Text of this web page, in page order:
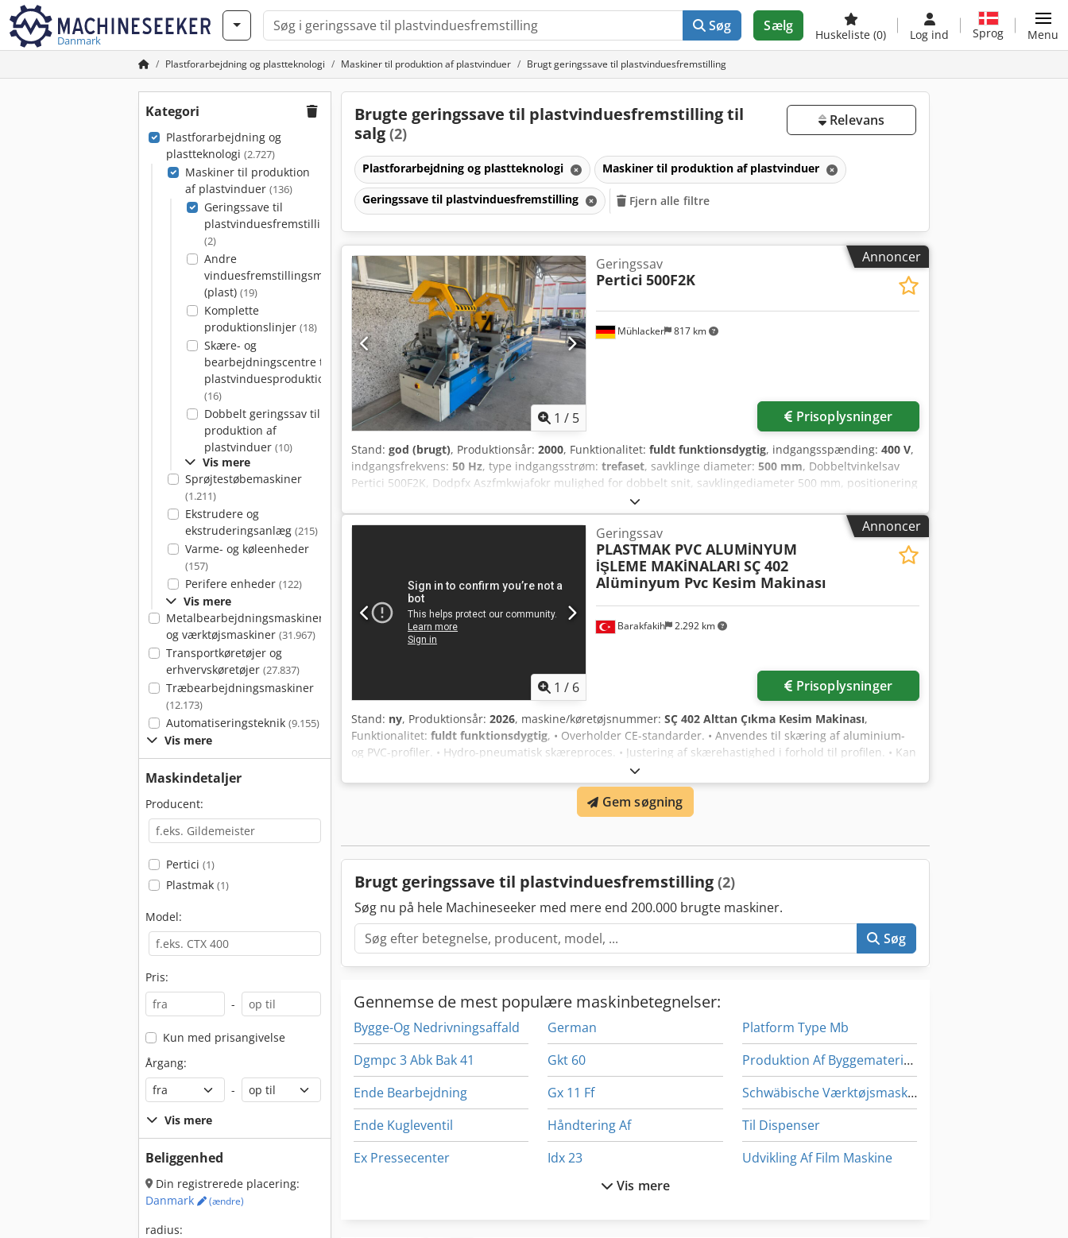
Danmark
Søg Sælg
Huskeliste (0) Log ind Sprog Menu
Plastforarbejdning og plastteknologi Maskiner til produktion af plastvinduer Brugt geringssave til plastvinduesfremstilling
Kategori
Plastforarbejdning og
plastteknologi (2.727)
Maskiner til produktion
af plastvinduer (136)
Geringssave til
plastvinduesfremstilling
(2)
Andre
vinduesfremstillingsmaskiner
(plast) (19)
Komplette
produktionslinjer (18)
Skære- og
bearbejdningscentre til
plastvinduesproduktion
(16)
Dobbelt geringssav til
produktion af
plastvinduer (10)
Vis mere
Sprøjtestøbemaskiner
(1.211)
Ekstrudere og
ekstruderingsanlæg (215)
Varme- og køleenheder
(157)
Perifere enheder (122)
Vis mere
Metalbearbejdningsmaskiner
og værktøjsmaskiner (31.967)
Transportkøretøjer og
erhvervskøretøjer (27.837)
Træbearbejdningsmaskiner
(12.173)
Automatiseringsteknik (9.155)
Vis mere
Maskindetaljer
Producent:
Pertici (1)
Plastmak (1)
Model:
Pris:
-
Kun med prisangivelse
Årgang:
-
Vis mere
Beliggenhed
Din registrerede placering:
Danmark
(ændre)
radius:
Brugte geringssave til plastvinduesfremstilling til
salg (2)
Relevans
Plastforarbejdning og plastteknologi Maskiner til produktion af plastvinduer
Geringssave til plastvinduesfremstilling Fjern alle filtre
Annoncer
1 / 5
Mühlacker 817 km
Geringssav
Pertici 500F2K
Prisoplysninger
Stand: god (brugt), Produktionsår: 2000, Funktionalitet: fuldt funktionsdygtig, indgangsspænding: 400 V,
indgangsfrekvens: 50 Hz, type indgangsstrøm: trefaset, savklinge diameter: 500 mm, Dobbeltvinkelsav
Pertici 500F2K, Dodpfx Aszfmkwjafokr mulighed for dobbelt snit, savklingediameter 500 mm, positionering
via maskinens kontrolsystem, horisontale og vertikale spændeenheder, tætningsholder.
Annoncer
1 / 6
Barakfakih 2.292 km
Geringssav
PLASTMAK PVC ALUMİNYUM
İŞLEME MAKİNALARI SÇ 402
Alüminyum Pvc Kesim Makinası
Prisoplysninger
Stand: ny, Produktionsår: 2026, maskine/køretøjsnummer: SÇ 402 Alttan Çıkma Kesim Makinası,
Funktionalitet: fuldt funktionsdygtig, • Overholder CE-standarder. • Anvendes til skæring af aluminium-
og PVC-profiler. • Hydro-pneumatisk skæreproces. • Justering af skærehastighed i forhold til profilen. • Kan
skære i faste vinkler til højre og venstre: -60, -45, -30, -22,5, -15, 0, +15, +22,5, +30, +45, +60 grader. •
Pneumatisk vertikal og horisontal pres. • Ø550 mm diamantaluminiumsavklinge. • Rulletransportør er
tilgængelig (3 meter til højre og venstre). Dodperahzgjfx Aafokr • Olieforstøvningssystem. •
Præcisionsskæring takket være 3 kW motor og Hydro-check. • Anvendes med digital måler.
Gem søgning
Brugt geringssave til plastvinduesfremstilling (2)
Søg nu på hele Machineseeker med mere end 200.000 brugte maskiner.
Søg
Gennemse de mest populære maskinbetegnelser:
Bygge-Og Nedrivningsaffald
Dgmpc 3 Abk Bak 41
Ende Bearbejdning
Ende Kugleventil
Ex Pressecenter
German
Gkt 60
Gx 11 Ff
Håndtering Af
Idx 23
Platform Type Mb
Produktion Af Byggematerialer
Schwäbische Værktøjsmaskiner Gmbh
Til Dispenser
Udvikling Af Film Maskine
Vis mere